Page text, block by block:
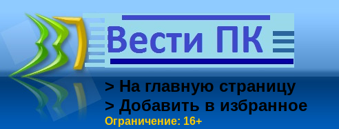
> На главную страницу
> Добавить в избранное
Ограничение: 16+